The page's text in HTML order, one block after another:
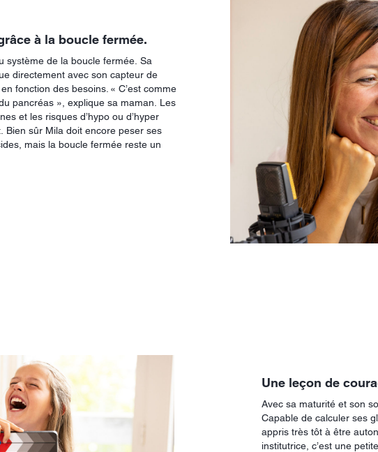
à la boucle fermée.
système de la boucle fermée. Sa
directement avec son capteur de
fonction des besoins. « C’est comme
pancréas », explique sa maman. Les
et les risques d’hypo ou d’hyper
Bien sûr Mila doit encore peser ses
mais la boucle fermée reste un
Une leçon de
Avec sa maturité et son
Capable de calculer ses
appris très tôt à être
institutrice, c’est une